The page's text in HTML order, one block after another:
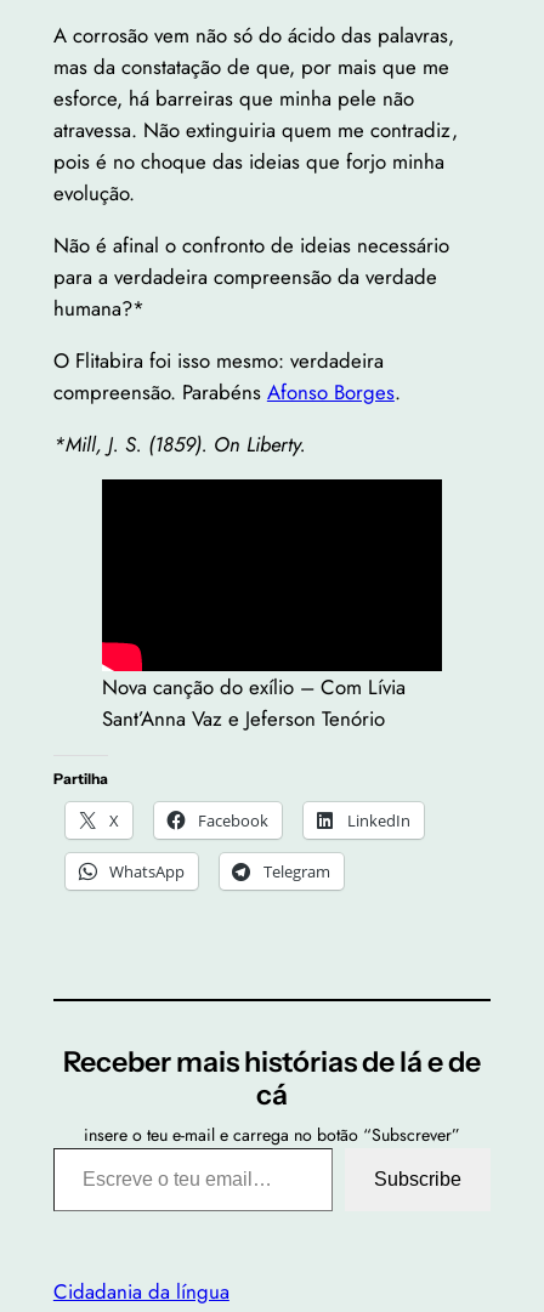
A corrosão vem não só do ácido das palavras,
mas da constatação de que, por mais que me
esforce, há barreiras que minha pele não
atravessa. Não extinguiria quem me contradiz,
pois é no choque das ideias que forjo minha
evolução.
Não é afinal o confronto de ideias necessário
para a verdadeira compreensão da verdade
humana?*
O Flitabira foi isso mesmo: verdadeira
compreensão. Parabéns Afonso Borges.
*Mill, J. S. (1859). On Liberty.
Nova canção do exílio – Com Lívia
Sant’Anna Vaz e Jeferson Tenório
Partilha
X Facebook LinkedIn
WhatsApp Telegram
Receber mais histórias de lá e de
cá
insere o teu e-mail e carrega no botão “Subscrever”
Escreve o teu email…
Subscribe
Cidadania da língua